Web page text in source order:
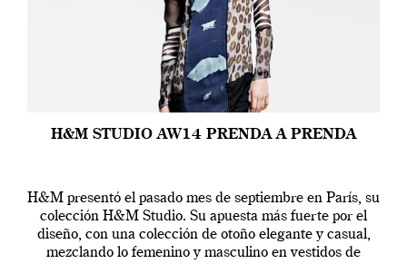
H&M STUDIO AW14 PRENDA A PRENDA
H&M presentó el pasado mes de septiembre en París, su
colección H&M Studio. Su apuesta más fuerte por el
diseño, con una colección de otoño elegante y casual,
mezclando lo femenino y masculino en vestidos de